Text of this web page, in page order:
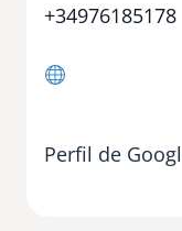
+34976185178
Perfil de